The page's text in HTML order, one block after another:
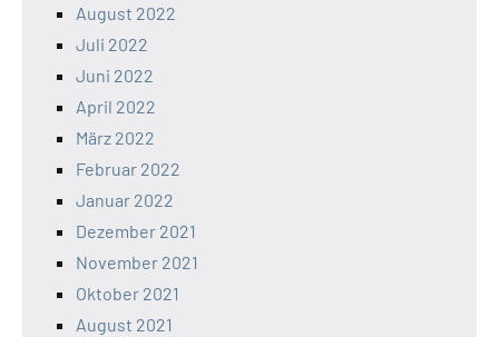
August 2022
Juli 2022
Juni 2022
April 2022
März 2022
Februar 2022
Januar 2022
Dezember 2021
November 2021
Oktober 2021
August 2021